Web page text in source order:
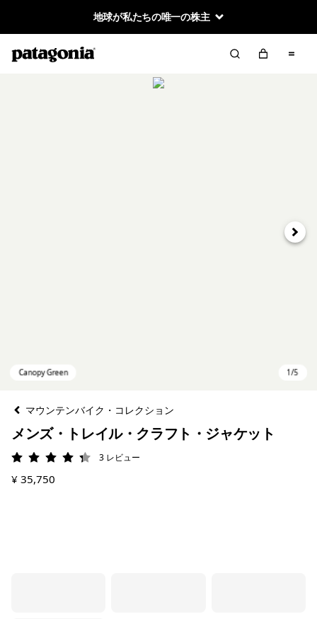
地球が私たちの唯一の株主
次へ
マウンテンバイク・コレクション
メンズ・トレイル・クラフト・ジャケット
評価: 4.3 / 5
3 レビュー
¥ 35,750